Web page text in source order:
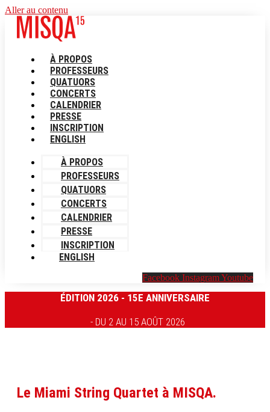
Aller au contenu
À PROPOS
PROFESSEURS
QUATUORS
CONCERTS
CALENDRIER
PRESSE
INSCRIPTION
ENGLISH
À PROPOS
PROFESSEURS
QUATUORS
CONCERTS
CALENDRIER
PRESSE
INSCRIPTION
ENGLISH
Facebook InstagramYoutube
ÉDITION 2026 - 15E ANNIVERSAIRE
- DU 2 AU 15 AOÛT 2026
Le Miami String Quartet à MISQA.